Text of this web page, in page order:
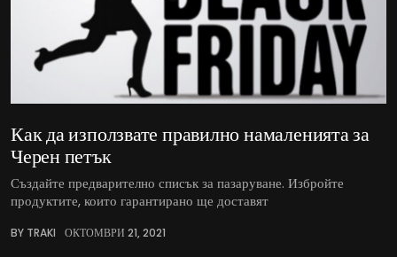
Как да използвате правилно намаленията за
Черен петък
Създайте предварително списък за пазаруване. Избройте
продуктите, които гарантирано ще доставят
BY TRAKI ОКТОМВРИ 21, 2021